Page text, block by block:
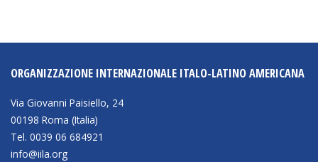
ORGANIZZAZIONE INTERNAZIONALE ITALO-LATINO AMERICANA
Via Giovanni Paisiello, 24
00198 Roma (Italia)
Tel. 0039 06 684921
info@iila.org